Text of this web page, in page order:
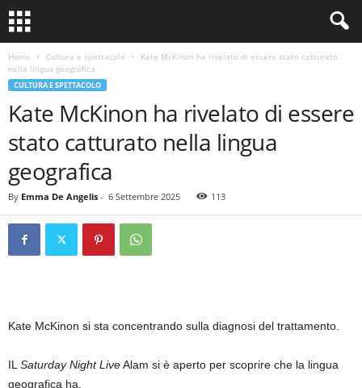
Home Cultura e spettacolo
Kate McKinon ha rivelato di essere stato catturato
nella lingua geografica
CULTURA E SPETTACOLO
Kate McKinon ha rivelato di essere
stato catturato nella lingua
geografica
By Emma De Angelis - 6 Settembre 2025 113
Kate McKinon si sta concentrando sulla diagnosi del trattamento.
IL Saturday Night LiveAlam si è aperto per scoprire che la lingua
geografica ha.